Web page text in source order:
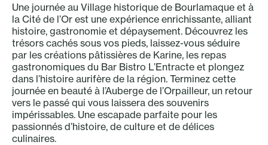
Une journée au Village historique de Bourlamaque et à
la Cité de l’Or est une expérience enrichissante, alliant
histoire, gastronomie et dépaysement. Découvrez les
trésors cachés sous vos pieds, laissez-vous séduire
par les créations pâtissières de Karine, les repas
gastronomiques du Bar Bistro L’Entracte et plongez
dans l’histoire aurifère de la région. Terminez cette
journée en beauté à l’Auberge de l’Orpailleur, un retour
vers le passé qui vous laissera des souvenirs
impérissables. Une escapade parfaite pour les
passionnés d’histoire, de culture et de délices
culinaires.